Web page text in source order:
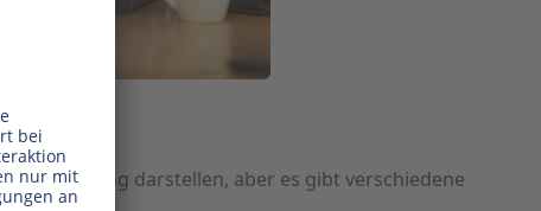
darstellen, aber es gibt verschiedene